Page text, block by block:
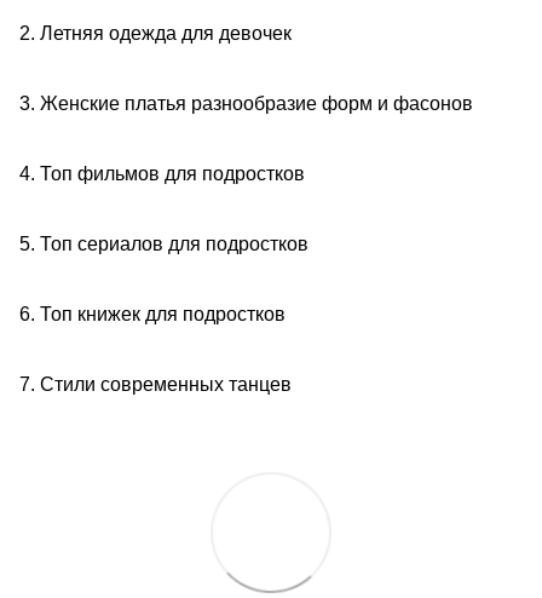
2. Летняя одежда для девочек
3. Женские платья разнообразие форм и фасонов
4. Топ фильмов для подростков
5. Топ сериалов для подростков
6. Топ книжек для подростков
7. Стили современных танцев